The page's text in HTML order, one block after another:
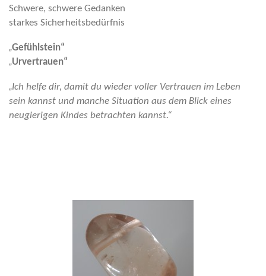
Schwere, schwere Gedanken
starkes Sicherheitsbedürfnis
„Gefühlstein“
„Urvertrauen“
„Ich helfe dir, damit du wieder voller Vertrauen im Leben
sein kannst und manche Situation aus dem Blick eines
neugierigen Kindes betrachten kannst.“